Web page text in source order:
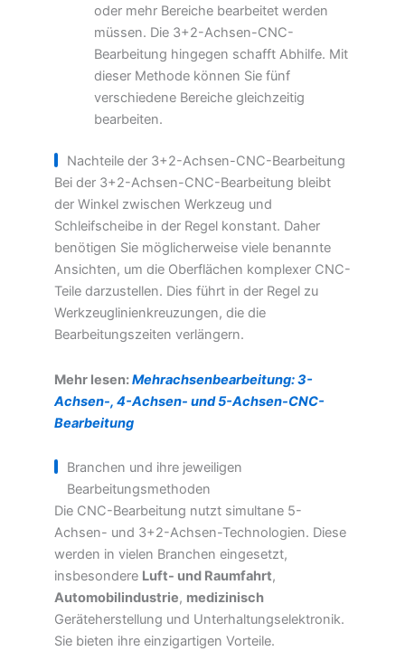
oder mehr Bereiche bearbeitet werden
müssen. Die 3+2-Achsen-CNC-
Bearbeitung hingegen schafft Abhilfe. Mit
dieser Methode können Sie fünf
verschiedene Bereiche gleichzeitig
bearbeiten.
Nachteile der 3+2-Achsen-CNC-Bearbeitung
Bei der 3+2-Achsen-CNC-Bearbeitung bleibt
der Winkel zwischen Werkzeug und
Schleifscheibe in der Regel konstant. Daher
benötigen Sie möglicherweise viele benannte
Ansichten, um die Oberflächen komplexer CNC-
Teile darzustellen. Dies führt in der Regel zu
Werkzeuglinienkreuzungen, die die
Bearbeitungszeiten verlängern.
Mehr lesen:Mehrachsenbearbeitung: 3-
Achsen-, 4-Achsen- und 5-Achsen-CNC-
Bearbeitung
Branchen und ihre jeweiligen
Bearbeitungsmethoden
Die CNC-Bearbeitung nutzt simultane 5-
Achsen- und 3+2-Achsen-Technologien. Diese
werden in vielen Branchen eingesetzt,
insbesondere Luft- und Raumfahrt,
Automobilindustrie, medizinisch
Geräteherstellung und Unterhaltungselektronik.
Sie bieten ihre einzigartigen Vorteile.